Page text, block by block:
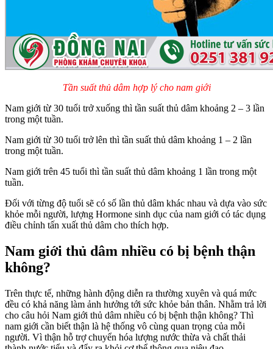
Tần suất thủ dâm hợp lý cho nam giới
Nam giới từ 30 tuổi trở xuống thì tần suất thủ dâm khoảng 2 – 3 lần
trong một tuần.
Nam giới từ 30 tuổi trở lên thì tần suất thủ dâm khoảng 1 – 2 lần
trong một tuần.
Nam giới trên 45 tuổi thì tần suất thủ dâm khoảng 1 lần trong một
tuần.
Đối với từng độ tuổi sẽ có số lần thủ dâm khác nhau và dựa vào sức
khỏe mỗi người, lượng Hormone sinh dục của nam giới có tác dụng
điều chỉnh tấn xuất thủ dâm cho thích hợp.
Nam giới thủ dâm nhiều có bị bệnh thận
không?
Trên thực tế, những hành động diễn ra thường xuyên và quá mức
đều có khả năng làm ảnh hưởng tới sức khỏe bản thân. Nhằm trả lời
cho câu hỏi Nam giới thủ dâm nhiều có bị bệnh thận không? Thì
nam giới cần biết thận là hệ thống vô cùng quan trọng của mỗi
người. Vì thận hỗ trợ chuyển hóa lượng nước thừa và chất thải